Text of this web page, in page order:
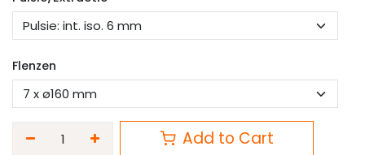
Flenzen
Add to Cart